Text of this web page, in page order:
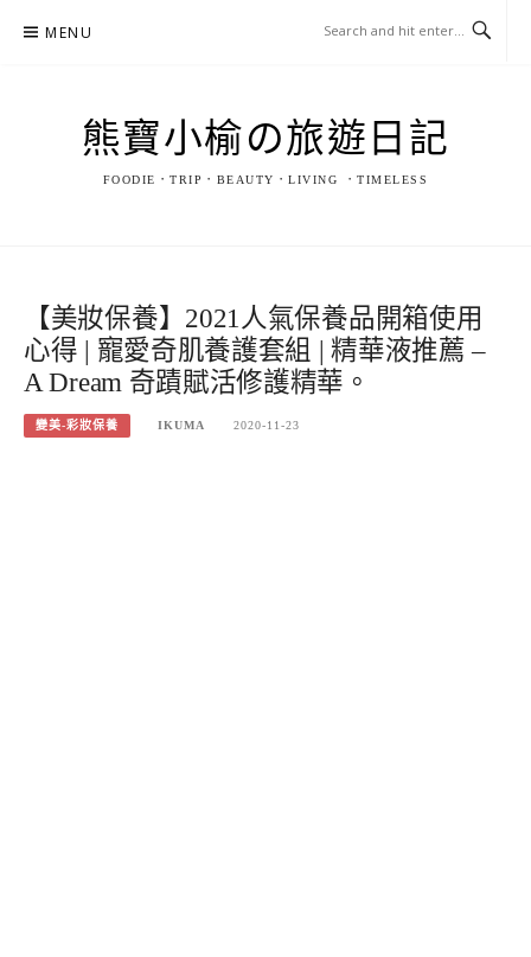
MENU
熊寶小榆の旅遊日記
FOODIE．TRIP．BEAUTY．LIVING ．TIMELESS
【美妝保養】2021人氣保養品開箱使用
心得 | 寵愛奇肌養護套組 | 精華液推薦 –
A Dream 奇蹟賦活修護精華。
變美-彩妝保養 IKUMA 2020-11-23